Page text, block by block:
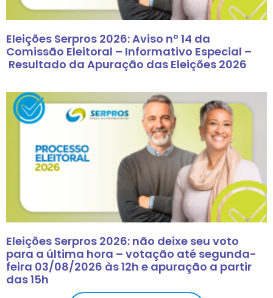
Eleições Serpros 2026: Aviso nº 14 da
Comissão Eleitoral – Informativo Especial –
Resultado da Apuração das Eleições 2026
Eleições Serpros 2026: não deixe seu voto
para a última hora – votação até segunda-
feira 03/08/2026 às 12h e apuração a partir
das 15h